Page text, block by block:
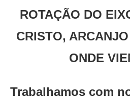
ROTAÇÃO DO
CRISTO,
ONDE
Trabalhamos com